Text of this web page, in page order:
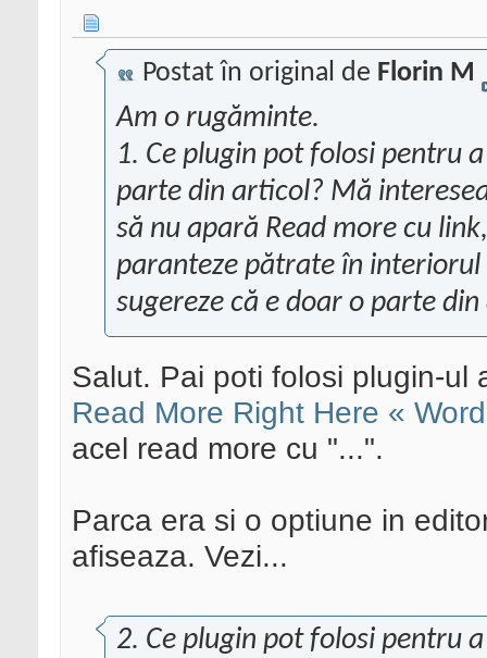
Postat în original de Florin M
Am o rugăminte.
1. Ce plugin pot folosi pentru
parte din articol? Mă
să nu apară Read more cu
paranteze pătrate în interiorul
sugereze că e doar o parte
Salut. Pai poti folosi plugin-ul
Read More Right Here «
acel read more cu "...".
Parca era si o optiune in
afiseaza. Vezi...
2. Ce plugin pot folosi pentru